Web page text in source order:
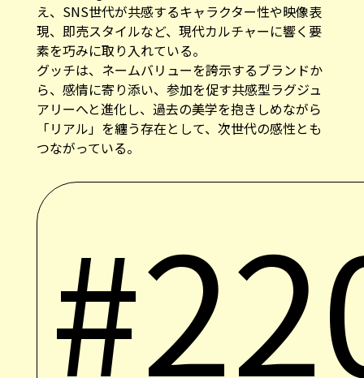
現、即売スタイルなど、現代カルチャーに響く要
素を巧みに取り入れている。
グッチは、ネームバリューを誇示するブランドか
ら、感情に寄り添い、参加を促す共感型ラグジュ
アリーへと進化し、過去の美学を抱きしめながら
「リアル」を纏う存在として、次世代の感性とも
つながっている。